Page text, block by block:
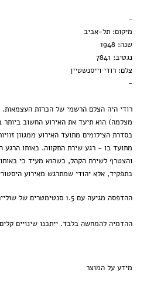
הדפסה בלבד
-
מיקום: תל-אביב
שנה: 1948
נגטיב: 7841
צלם: רודי וייסנשטיין
-
מצלמה) הוא תיעד את האירוע החשוב ביותר
בסדרת הצילומים מתועד האירוע ממגוון
מתועד בו - רגע שירת התקווה. באותו
והצטרף לשירת הקהל, כשהוא מעיד כי
בתפקיד, אלא יהודי שמתרגש מאירוע
ההדפסה מגיעה עם 1.5 סנטימטרים של שוליים לבנים הנכללים בגודל ההדפסה
ההדמיה להמחשה בלבד. ייתכנו שינויים
מידע על המוצר